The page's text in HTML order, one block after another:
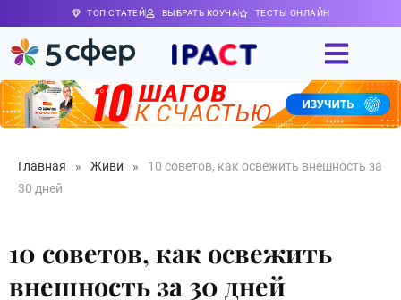
ТОП СТАТЕЙ ВЫБРАТЬ КОУЧА ТЕСТЫ ОНЛАЙН
Главная » Живи »
10 советов, как освежить внешность за
30 дней
10 советов, как освежить
внешность за 30 дней